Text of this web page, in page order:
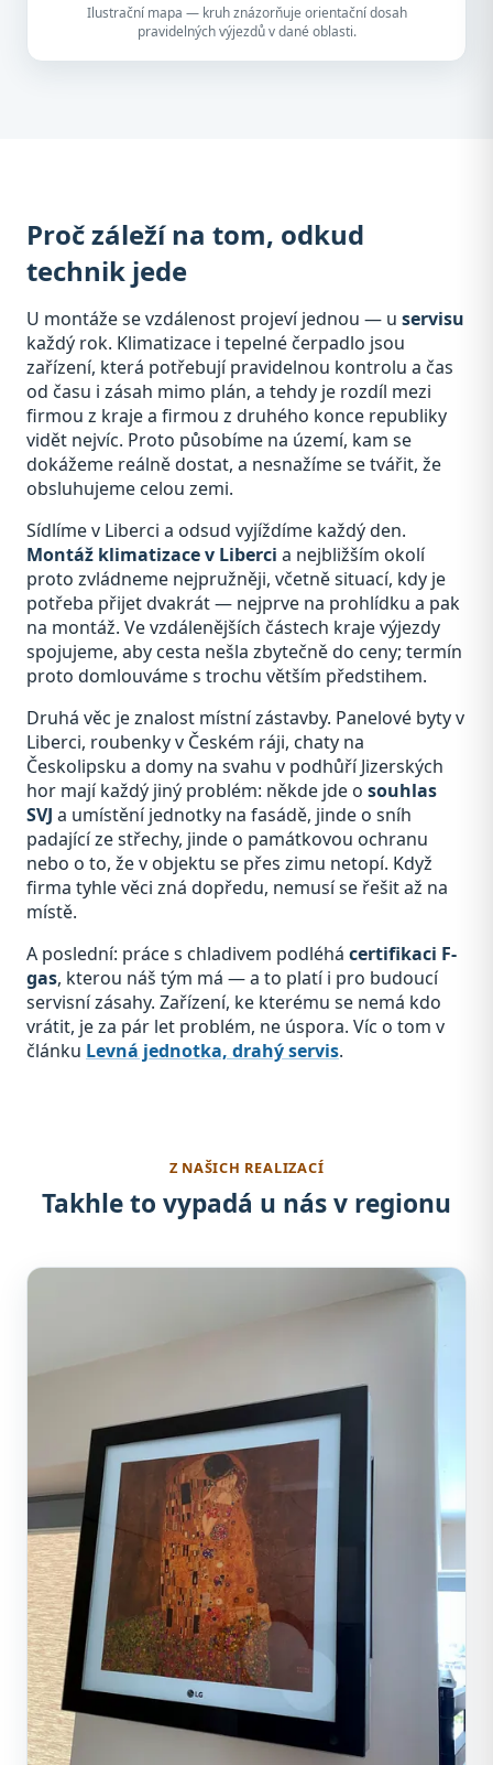
Ilustrační mapa — kruh znázorňuje orientační dosah
pravidelných výjezdů v dané oblasti.
Proč záleží na tom, odkud
technik jede
U montáže se vzdálenost projeví jednou — u servisu
každý rok. Klimatizace i tepelné čerpadlo jsou
zařízení, která potřebují pravidelnou kontrolu a čas
od času i zásah mimo plán, a tehdy je rozdíl mezi
firmou z kraje a firmou z druhého konce republiky
vidět nejvíc. Proto působíme na území, kam se
dokážeme reálně dostat, a nesnažíme se tvářit, že
obsluhujeme celou zemi.
Sídlíme v Liberci a odsud vyjíždíme každý den.
Montáž klimatizace v Liberci a nejbližším okolí
proto zvládneme nejpružněji, včetně situací, kdy je
potřeba přijet dvakrát — nejprve na prohlídku a pak
na montáž. Ve vzdálenějších částech kraje výjezdy
spojujeme, aby cesta nešla zbytečně do ceny; termín
proto domlouváme s trochu větším předstihem.
Druhá věc je znalost místní zástavby. Panelové byty v
Liberci, roubenky v Českém ráji, chaty na
Českolipsku a domy na svahu v podhůří Jizerských
hor mají každý jiný problém: někde jde o souhlas
SVJ a umístění jednotky na fasádě, jinde o sníh
padající ze střechy, jinde o památkovou ochranu
nebo o to, že v objektu se přes zimu netopí. Když
firma tyhle věci zná dopředu, nemusí se řešit až na
místě.
A poslední: práce s chladivem podléhá certifikaci F-
gas, kterou náš tým má — a to platí i pro budoucí
servisní zásahy. Zařízení, ke kterému se nemá kdo
vrátit, je za pár let problém, ne úspora. Víc o tom v
článku Levná jednotka, drahý servis.
Z NAŠICH REALIZACÍ
Takhle to vypadá u nás v regionu